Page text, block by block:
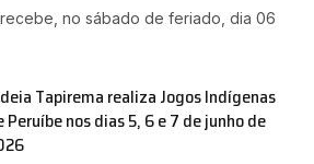
no sábado de feriado, dia 06
Tapirema realiza Jogos Indígenas
Peruíbe nos dias 5, 6 e 7 de junho de